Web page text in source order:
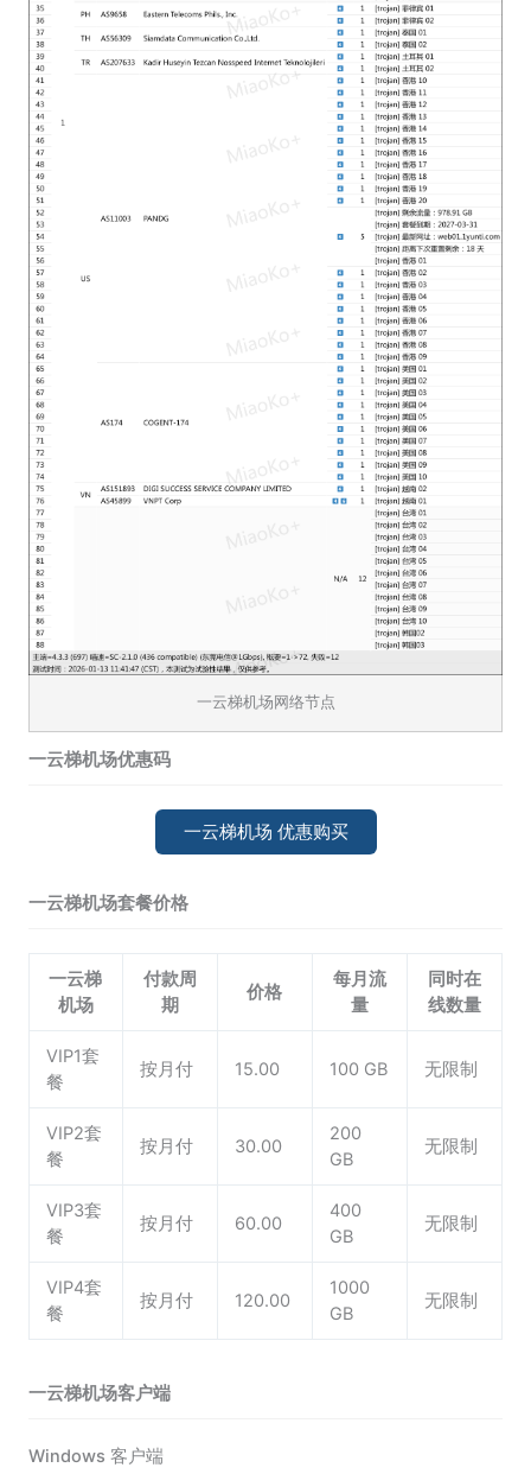
一云梯机场网络节点
一云梯机场优惠码
一云梯机场 优惠购买
一云梯机场套餐价格
一云梯
机场
付款周
期
价格
每月流
量
同时在
线数量
VIP1套
餐
按月付 15.00 100 GB 无限制
VIP2套
餐
按月付 30.00
200
GB
无限制
VIP3套
餐
按月付 60.00
400
GB
无限制
VIP4套
餐
按月付 120.00
1000
GB
无限制
一云梯机场客户端
Windows 客户端